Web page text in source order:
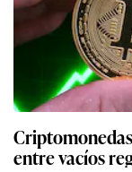
entre vacíos